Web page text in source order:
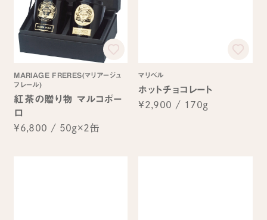
MARIAGE FRERES(マリアージュ
フレール)
紅茶の贈り物 マルコポー
ロ
¥6,800 / 50g×2缶
マリベル
ホットチョコレート
¥2,900 / 170g